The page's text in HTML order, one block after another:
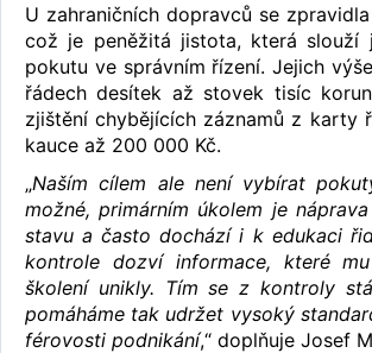
U zahraničních dopravců se
což je peněžitá jistota, která slouží
pokutu ve správním řízení. Jejich
řádech desítek až stovek tisíc
zjištění chybějících záznamů z karty
kauce až 200 000 Kč.
„Naším cílem ale není vybírat
možné, primárním úkolem je
stavu a často dochází i k edukaci
kontrole dozví informace, které
školení unikly. Tím se z kontroly
pomáháme tak udržet vysoký
férovosti podnikání,“ doplňuje Josef